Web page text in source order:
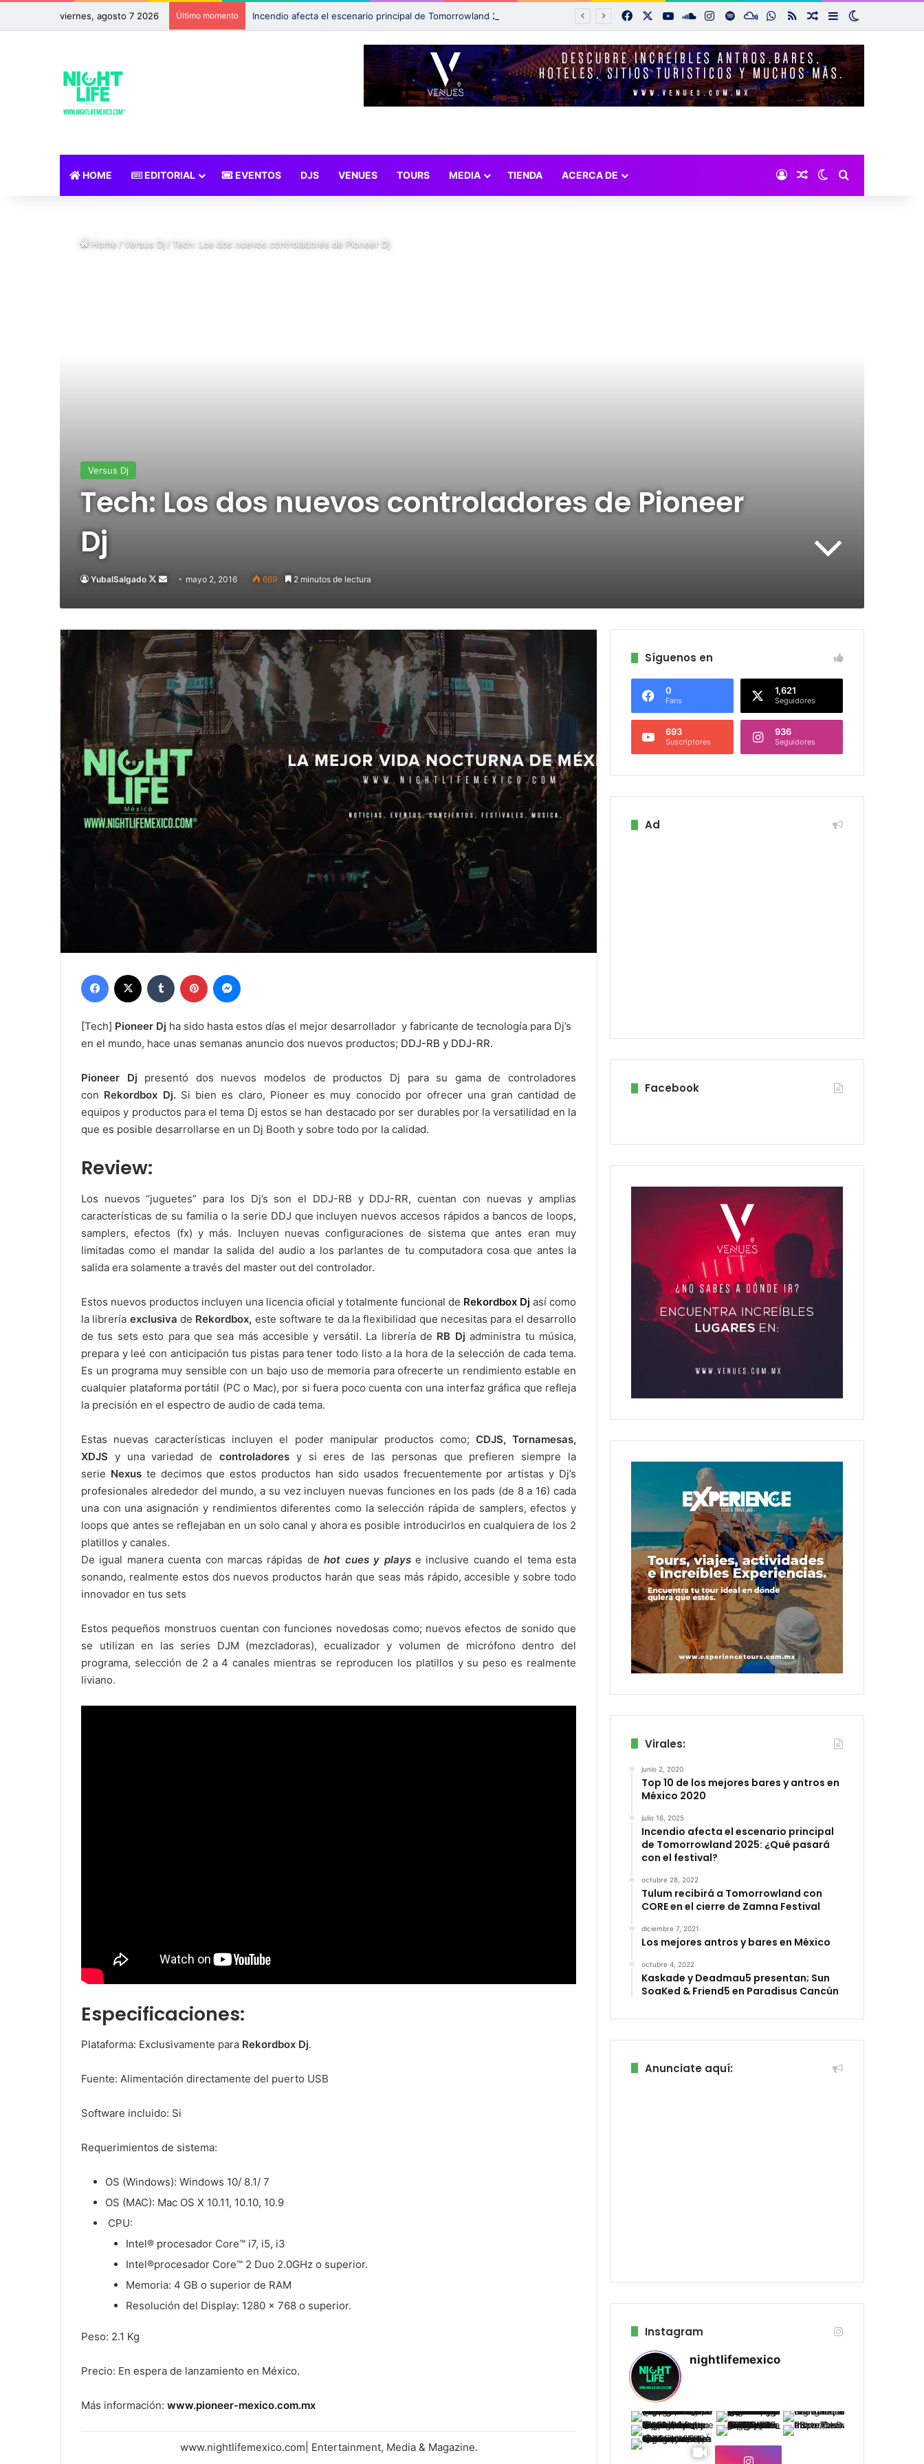
viernes, agosto 7 2026 Último momento FacebookYouTubeSoundCloud
Instagram
SpotifyMixcloudWhatsApp
RSS Noticias aleatorias
Sidebar
HOME EDITORIAL EVENTOS DJS VENUES TOURS MEDIA TIENDA ACERCA DE Iniciar sesión
Noticias aleatorias
Switch skin
Buscar por:
Home/Versus Dj / Tech: Los dos nuevos controladores de Pioneer Dj
Versus Dj
Tech: Los dos nuevos controladores de Pioneer
Dj
YubalSalgado
Follow
Sendmayo 2, 2016 669 2 minutos de lectura
[Tech] Pioneer Dj ha sido hasta estos días el mejor desarrollador y fabricante de tecnología para Dj’s
en el mundo, hace unas semanas anuncio dos nuevos productos; DDJ-RB y DDJ-RR.
Pioneer Dj presentó dos nuevos modelos de productos Dj para su gama de controladores
con Rekordbox Dj. Si bien es claro, Pioneer es muy conocido por ofrecer una gran cantidad de
equipos y productos para el tema Dj estos se han destacado por ser durables por la versatilidad en la
que es posible desarrollarse en un Dj Booth y sobre todo por la calidad.
Review:
Los nuevos “juguetes” para los Dj’s son el DDJ-RB y DDJ-RR, cuentan con nuevas y amplias
características de su familia o la serie DDJ que incluyen nuevos accesos rápidos a bancos de loops,
samplers, efectos (fx) y más. Incluyen nuevas configuraciones de sistema que antes eran muy
limitadas como el mandar la salida del audio a los parlantes de tu computadora cosa que antes la
salida era solamente a través del master out del controlador.
Estos nuevos productos incluyen una licencia oficial y totalmente funcional de Rekordbox Dj así como
la librería exclusivade Rekordbox, este software te da la flexibilidad que necesitas para el desarrollo
de tus sets esto para que sea más accesible y versátil. La librería de RB Dj administra tu música,
prepara y leé con anticipación tus pistas para tener todo listo a la hora de la selección de cada tema.
Es un programa muy sensible con un bajo uso de memoria para ofrecerte un rendimiento estable en
cualquier plataforma portátil (PC o Mac), por si fuera poco cuenta con una interfaz gráfica que refleja
la precisión en el espectro de audio de cada tema.
Estas nuevas características incluyen el poder manipular productos como; CDJS, Tornamesas,
XDJS y una variedad decontroladores y si eres de las personas que prefieren siempre la
serie Nexus te decimos que estos productos han sido usados frecuentemente por artistas y Dj’s
profesionales alrededor del mundo, a su vez incluyen nuevas funciones en los pads (de 8 a 16) cada
una con una asignación y rendimientos diferentes como la selección rápida de samplers, efectos y
loops que antes se reflejaban en un solo canal y ahora es posible introducirlos en cualquiera de los 2
platillos y canales.
De igual manera cuenta con marcas rápidas dehot cues y playse inclusive cuando el tema esta
sonando, realmente estos dos nuevos productos harán que seas más rápido, accesible y sobre todo
innovador en tus sets
Estos pequeños monstruos cuentan con funciones novedosas como; nuevos efectos de sonido que
se utilizan en las series DJM (mezcladoras), ecualizador y volumen de micrófono dentro del
programa, selección de 2 a 4 canales mientras se reproducen los platillos y su peso es realmente
liviano.
Especificaciones:
Plataforma: Exclusivamente para Rekordbox Dj.
Fuente: Alimentación directamente del puerto USB
Software incluido: Si
Requerimientos de sistema:
OS (Windows): Windows 10/ 8.1/ 7
OS (MAC): Mac OS X 10.11, 10.10, 10.9
CPU:
Intel® procesador Core™ i7, i5, i3
Intel®procesador Core™ 2 Duo 2.0GHz o superior.
Memoria: 4 GB o superior de RAM
Resolución del Display: 1280 x 768 o superior.
Peso: 2.1 Kg
Precio: En espera de lanzamiento en México.
Más información: www.pioneer-mexico.com.mx
www.nightlifemexico.com| Entertainment, Media & Magazine.
Síguenos en
0
Fans
1,621
Seguidores
693
Suscriptores
936
Seguidores
Ad
Facebook
Virales:
junio 2, 2020
Top 10 de los mejores bares y antros en
México 2020
julio 16, 2025
Incendio afecta el escenario principal
de Tomorrowland 2025: ¿Qué pasará
con el festival?
octubre 28, 2022
Tulum recibirá a Tomorrowland con
CORE en el cierre de Zamna Festival
diciembre 7, 2021
Los mejores antros y bares en México
octubre 4, 2022
Kaskade y Deadmau5 presentan; Sun
SoaKed & Friend5 en Paradisus Cancún
Anunciate aquí:
Instagram
nightlifemexico